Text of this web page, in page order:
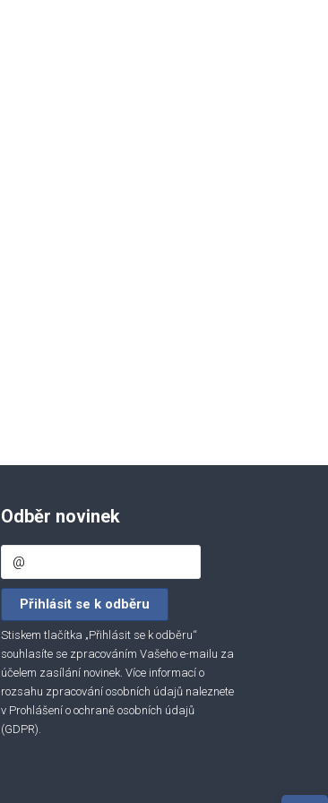
Odběr novinek
Stiskem tlačítka „Přihlásit se k odběru“
souhlasíte se zpracováním Vašeho e-mailu za
účelem zasílání novinek. Více informací o
rozsahu zpracování osobních údajů naleznete
v Prohlášení o ochraně osobních údajů
(GDPR).